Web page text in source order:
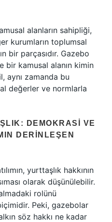
alanların sahipliği,
kurumların toplumsal
bir parçasıdır. Gazebo
bir kamusal alanın kimin
aynı zamanda bu
değerler ve normlarla
DEMOKRASI VE
DERINLEŞEN
yurttaşlık hakkının
olarak düşünülebilir.
rolünü
Peki, gazebolar
söz hakkı ne kadar